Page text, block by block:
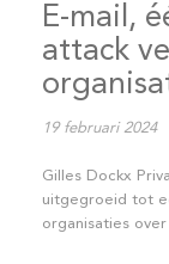
E-mail,
attack
19 februari 2024
Gilles Dockx
uitgegroeid tot
organisaties